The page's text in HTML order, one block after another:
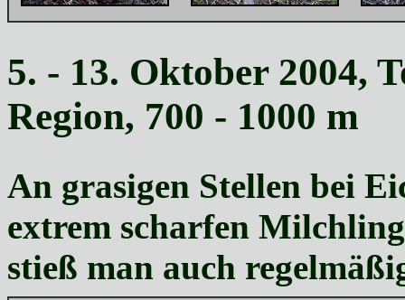
5. - 13. Oktober 2004,
Region, 700 - 1000 m
An grasigen Stellen bei
extrem scharfen
stieß man auch